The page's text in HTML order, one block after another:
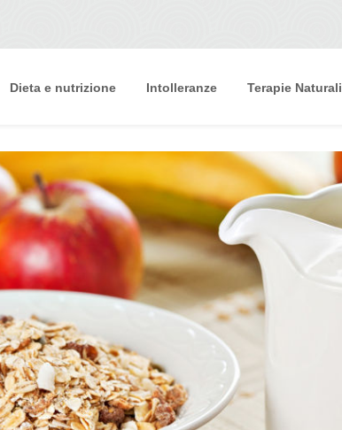
Dieta e nutrizione Intolleranze Terapie Naturali